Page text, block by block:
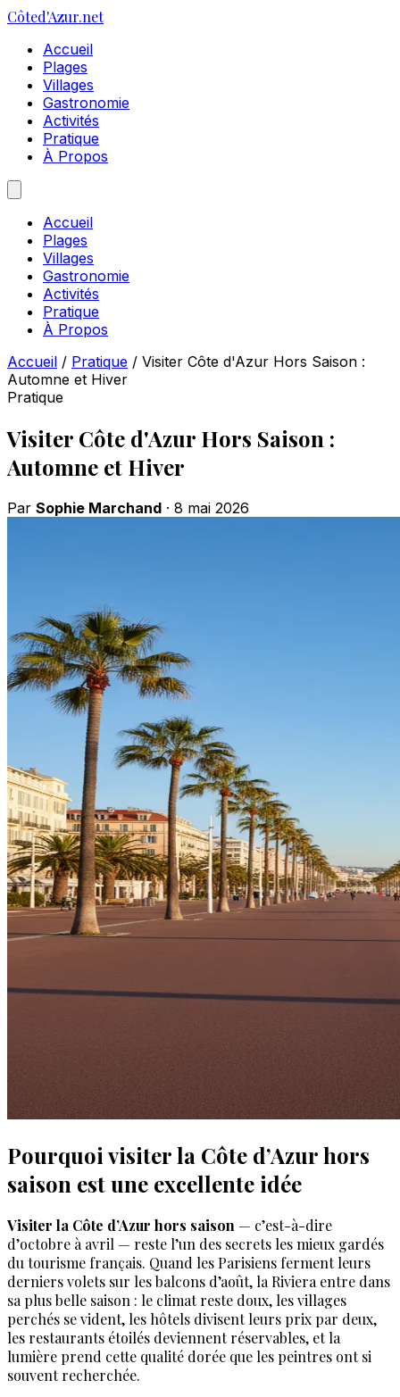
Côted'Azur.net
Accueil
Plages
Villages
Gastronomie
Activités
Pratique
À Propos
Accueil
Plages
Villages
Gastronomie
Activités
Pratique
À Propos
Accueil / Pratique / Visiter Côte d'Azur Hors Saison :
Automne et Hiver
Pratique
Visiter Côte d'Azur Hors Saison :
Automne et Hiver
Par Sophie Marchand · 8 mai 2026
Pourquoi visiter la Côte d’Azur hors
saison est une excellente idée
Visiter la Côte d’Azur hors saison — c’est-à-dire
d’octobre à avril — reste l’un des secrets les mieux gardés
du tourisme français. Quand les Parisiens ferment leurs
derniers volets sur les balcons d’août, la Riviera entre dans
sa plus belle saison : le climat reste doux, les villages
perchés se vident, les hôtels divisent leurs prix par deux,
les restaurants étoilés deviennent réservables, et la
lumière prend cette qualité dorée que les peintres ont si
souvent recherchée.